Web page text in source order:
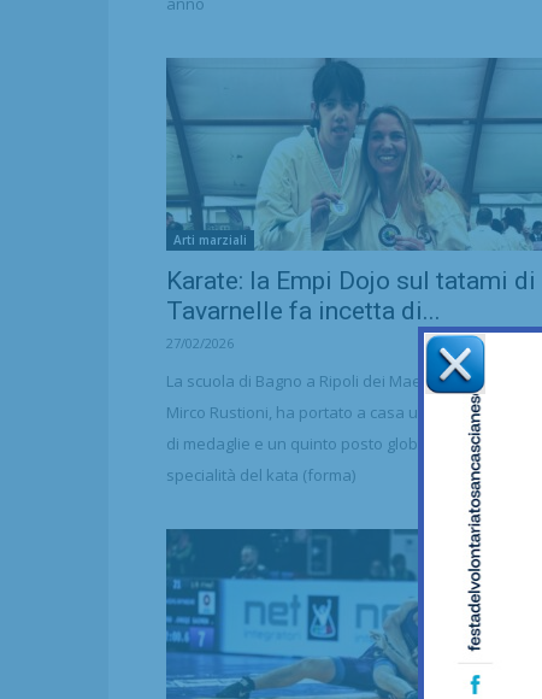
Arti marziali
Karate: la Empi Dojo sul tatami di
Tavarnelle fa incetta di...
27/02/2026
La scuola di Bagno a Ripoli dei Maestri Marco Diani e
Mirco Rustioni, ha portato a casa un discreto numero
di medaglie e un quinto posto globale per la
specialità del kata (forma)